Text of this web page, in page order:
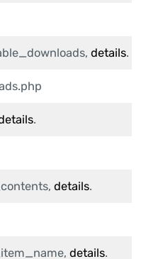
details.
.
details.
details.